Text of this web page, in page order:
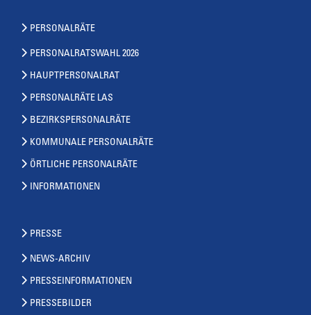
PERSONALRÄTE
PERSONALRATSWAHL 2026
HAUPTPERSONALRAT
PERSONALRÄTE LAS
BEZIRKSPERSONALRÄTE
KOMMUNALE PERSONALRÄTE
ÖRTLICHE PERSONALRÄTE
INFORMATIONEN
PRESSE
NEWS-ARCHIV
PRESSEINFORMATIONEN
PRESSEBILDER